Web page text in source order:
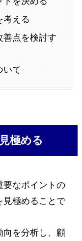
考える
善点を検討す
いて
極める
要なポイントの
見極めることで
向を分析し、顧